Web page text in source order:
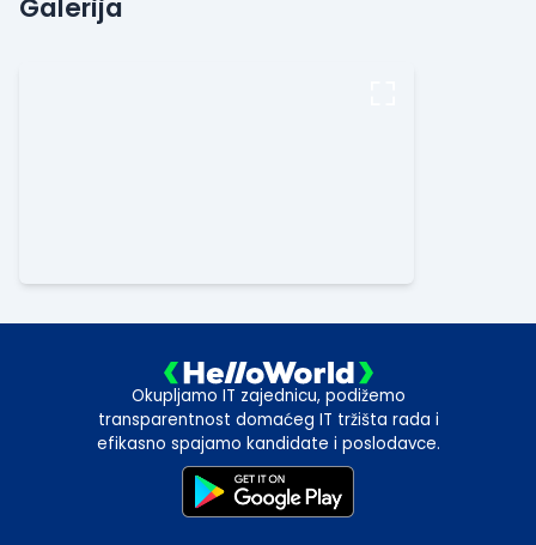
Galerija
Okupljamo IT zajednicu, podižemo
transparentnost domaćeg IT tržišta rada i
efikasno spajamo kandidate i poslodavce.